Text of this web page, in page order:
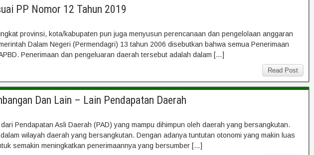
PP Nomor 12 Tahun 2019
provinsi, kota/kabupaten pun juga menyusun perencanaan dan pengelolaan anggaran
Dalam Negeri (Permendagri) 13 tahun 2006 disebutkan bahwa semua Penerimaan
Penerimaan dan pengeluaran daerah tersebut adalah dalam […]
Read Post
Dan Lain – Lain Pendapatan Daerah
Pendapatan Asli Daerah (PAD) yang mampu dihimpun oleh daerah yang bersangkutan.
wilayah daerah yang bersangkutan. Dengan adanya tuntutan otonomi yang makin luas
semakin meningkatkan penerimaannya yang bersumber […]